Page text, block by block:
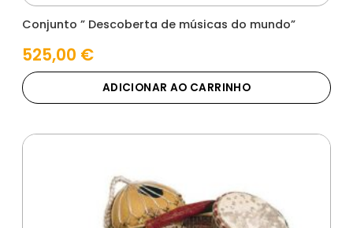
Conjunto ” Descoberta de músicas do mundo”
525,00 €
ADICIONAR AO CARRINHO